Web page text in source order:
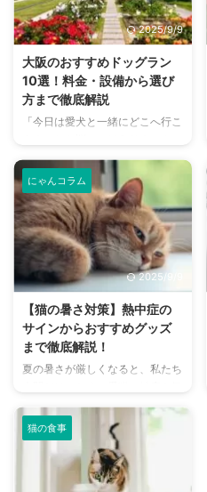
2025/9/9
大阪のおすすめドッグラン
10選！料金・設備から選び
方まで徹底解説
「今日は愛犬と一緒にどこへ行こ
か？大阪には、広大な敷地でのび
のびと遊べるドッグランから、都
心でアクセスしやすい便利な施設
まで、魅力的なドッグランがたく
さんあります。 しかし、「初め
てドッグランに行くから不安」
「どの施設が愛犬に合っているか
わからない」という方も多いので
は、大阪府内にある人気のドッグ
ランを厳選し、料金、広さ、利用
条件、設備など、気になる情報を
網羅的に解説します。 さらに、
や、初心者でも安心して利用する
ための ...
にゃんコラム
2025/9/9
【猫の暑さ対策】熱中症の
サインからおすすめグッズ
まで徹底解説！
夏の暑さが厳しくなると、私たち
になりますよね。特に猫は汗腺が
少なく、人間のように汗をかいて
体温を調節することが苦手なた
め、熱中症になりやすい動物で
す。 この記事では、猫の熱中症
猫の食事